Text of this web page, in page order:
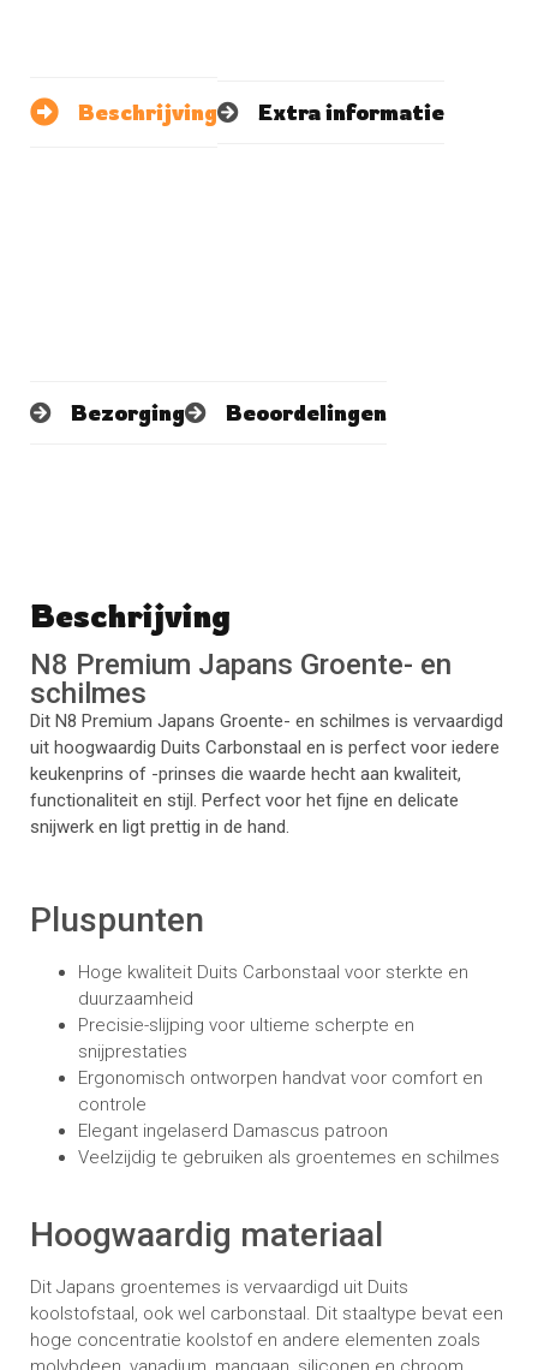
Beschrijving Extra informatie
Bezorging Beoordelingen
Beschrijving
N8 Premium Japans Groente- en
schilmes
Dit N8 Premium Japans Groente- en schilmes is vervaardigd
uit hoogwaardig Duits Carbonstaal en is perfect voor iedere
keukenprins of -prinses die waarde hecht aan kwaliteit,
functionaliteit en stijl. Perfect voor het fijne en delicate
snijwerk en ligt prettig in de hand.
Pluspunten
Hoge kwaliteit Duits Carbonstaal voor sterkte en
duurzaamheid
Precisie-slijping voor ultieme scherpte en
snijprestaties
Ergonomisch ontworpen handvat voor comfort en
controle
Elegant ingelaserd Damascus patroon
Veelzijdig te gebruiken als groentemes en schilmes
Hoogwaardig materiaal
Dit Japans groentemes is vervaardigd uit Duits
koolstofstaal, ook wel carbonstaal. Dit staaltype bevat een
hoge concentratie koolstof en andere elementen zoals
No reviews found